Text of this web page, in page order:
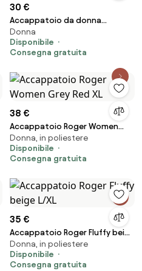
30 €
Accappatoio da donna
Vestaglia DIAMOND Grey S/M
Donna
Disponibile
Consegna gratuita
38 €
Accappatoio Roger Women
Grey Red XL
Donna, in poliestere
Disponibile
Consegna gratuita
35 €
Accappatoio Roger Fluffy beige
L/XL
Donna, in poliestere
Disponibile
Consegna gratuita